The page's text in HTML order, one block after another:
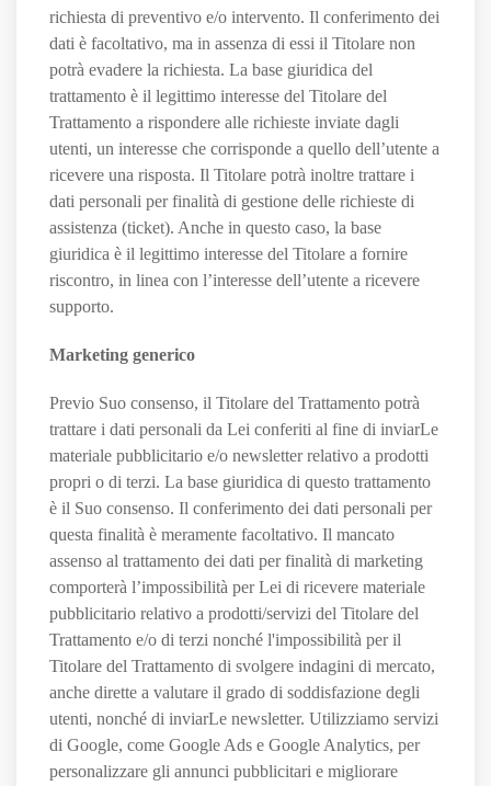
richiesta di preventivo e/o intervento. Il conferimento dei
dati è facoltativo, ma in assenza di essi il Titolare non
potrà evadere la richiesta. La base giuridica del
trattamento è il legittimo interesse del Titolare del
Trattamento a rispondere alle richieste inviate dagli
utenti, un interesse che corrisponde a quello dell’utente a
ricevere una risposta. Il Titolare potrà inoltre trattare i
dati personali per finalità di gestione delle richieste di
assistenza (ticket). Anche in questo caso, la base
giuridica è il legittimo interesse del Titolare a fornire
riscontro, in linea con l’interesse dell’utente a ricevere
supporto.
Marketing generico
Previo Suo consenso, il Titolare del Trattamento potrà
trattare i dati personali da Lei conferiti al fine di inviarLe
materiale pubblicitario e/o newsletter relativo a prodotti
propri o di terzi. La base giuridica di questo trattamento
è il Suo consenso. Il conferimento dei dati personali per
questa finalità è meramente facoltativo. Il mancato
assenso al trattamento dei dati per finalità di marketing
comporterà l’impossibilità per Lei di ricevere materiale
pubblicitario relativo a prodotti/servizi del Titolare del
Trattamento e/o di terzi nonché l'impossibilità per il
Titolare del Trattamento di svolgere indagini di mercato,
anche dirette a valutare il grado di soddisfazione degli
utenti, nonché di inviarLe newsletter. Utilizziamo servizi
di Google, come Google Ads e Google Analytics, per
personalizzare gli annunci pubblicitari e migliorare